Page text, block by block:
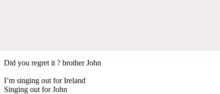
Did you regret it ? brother John
I’m singing out for Ireland
Singing out for John